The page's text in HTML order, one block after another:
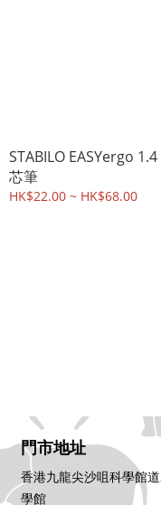
STABILO EASYergo
芯筆
HK$22.00 ~ HK$68.00
門市地址
香港九龍尖沙咀科學館
學館